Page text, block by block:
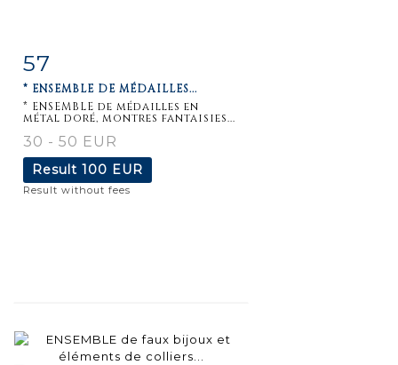
Item detail
57
* ENSEMBLE DE MÉDAILLES...
* ENSEMBLE de médailles en
métal doré, montres fantaisies...
30 - 50 EUR
Result 100 EUR
Result without fees